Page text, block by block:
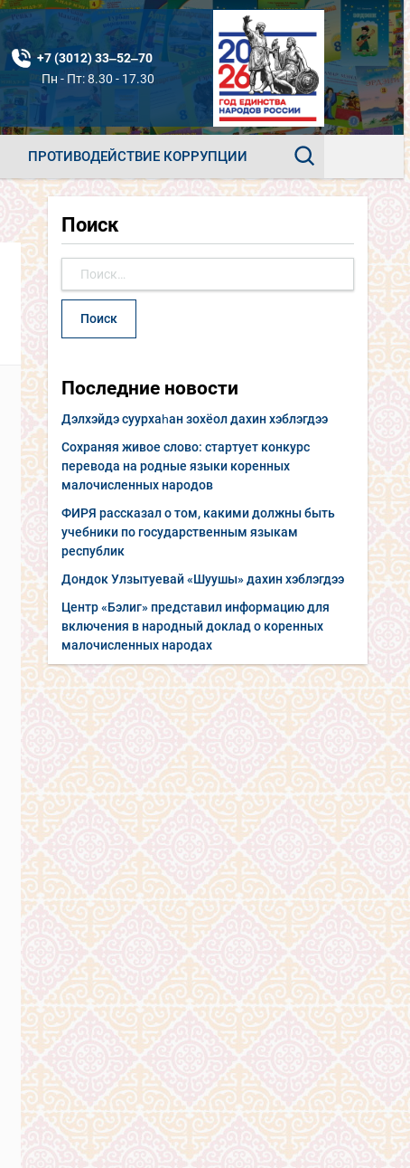
+7 (3012) 33‒52‒70
Пн - Пт: 8.30 - 17.30
ПРОТИВОДЕЙСТВИЕ КОРРУПЦИИ
Поиск
Последние новости
Дэлхэйдэ суурхаһан зохёол дахин хэблэгдээ
Сохраняя живое слово: стартует конкурс
перевода на родные языки коренных
малочисленных народов
ФИРЯ рассказал о том, какими должны быть
учебники по государственным языкам
республик
Дондок Улзытуевай «Шуушы» дахин хэблэгдээ
Центр «Бэлиг» представил информацию для
включения в народный доклад о коренных
малочисленных народах